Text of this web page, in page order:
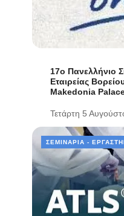
17ο Πανελλήνιο
Εταιρείας
Makedonia
Τετάρτη 5
ΣΕΜΙΝΆΡΙΑ -